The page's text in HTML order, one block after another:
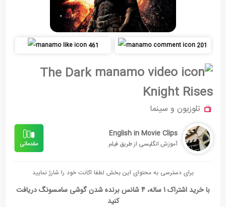
461 201
The Dark
Knight Rises
تلوزیون و سینما
English in Movie Clips
آموزش انگلیسی از طریق فیلم
برای دسترسی به محتوای این بخش لطفا اکانت خود را شارژ نمایید
با خرید اشتراک 1 ساله، 4 شانس برنده شدن گوشی سامسونگ دریافت
کنید